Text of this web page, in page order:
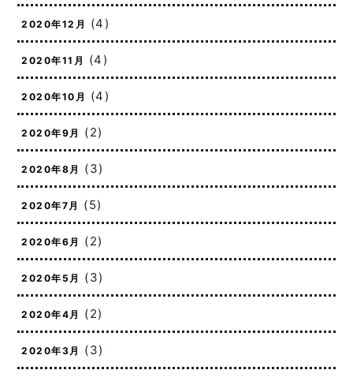
2021年1月
2020年12月 (4)
2020年11月(4)
2020年10月 (4)
2020年9月(2)
2020年8月(3)
2020年7月(5)
2020年6月(2)
2020年5月(3)
2020年4月(2)
2020年3月(3)